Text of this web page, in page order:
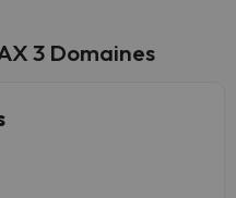
3 Domaines